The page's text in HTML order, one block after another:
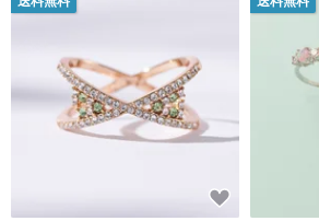
ブランド創業者
立し、上質なジュエリーをアメリカおよびカナダの
へ届ける事業に取り組みました。優れた審美眼を持
の情熱を存分に発揮しながら、日々生産者と交流を
ていきました。その後、北米市場の発展にさらに力
1991 年、Nuri は中国に初のジュエリー生産拠点を